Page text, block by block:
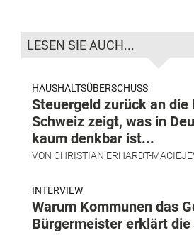
LESEN SIE AUCH...
HAUSHALTSÜBERSCHUSS
Steuergeld zurück an die
Schweiz zeigt, was in
kaum denkbar ist...
VON CHRISTIAN ERHARDT-
INTERVIEW
Warum Kommunen das
Bürgermeister erklärt die